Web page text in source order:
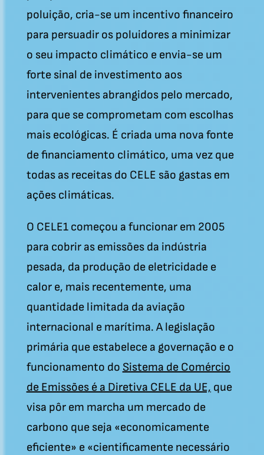
poluição, cria-se um incentivo financeiro
para persuadir os poluidores a minimizar
o seu impacto climático e envia-se um
forte sinal de investimento aos
intervenientes abrangidos pelo mercado,
para que se comprometam com escolhas
mais ecológicas. É criada uma nova fonte
de financiamento climático, uma vez que
todas as receitas do CELE são gastas em
ações climáticas.
O CELE1 começou a funcionar em 2005
para cobrir as emissões da indústria
pesada, da produção de eletricidade e
calor e, mais recentemente, uma
quantidade limitada da aviação
internacional e marítima. A legislação
primária que estabelece a governação e o
funcionamento do Sistema de Comércio
de Emissões é a Diretiva CELE da UE, que
visa pôr em marcha um mercado de
carbono que seja «economicamente
eficiente» e «cientificamente necessário